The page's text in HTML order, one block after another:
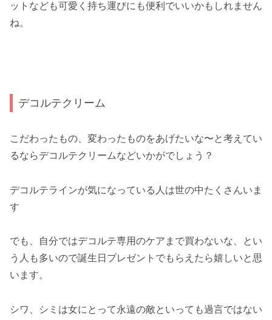
ットなども可愛く持ち運びにも便利でいいかもしれません
ね。
デコルテクリーム
こだわったもの、変わったものをあげたいな〜と考えてい
るならデコルテクリームなどいかがでしょう？
デコルテラインが気になっている人は世の中たくさんいま
す
でも、自分ではデコルテ専用のケアまで買わないな、とい
う人も多いので誕生日プレゼントでもらえたら嬉しいと思
います。
シワ、シミは女にとって永遠の敵といっても過言ではない